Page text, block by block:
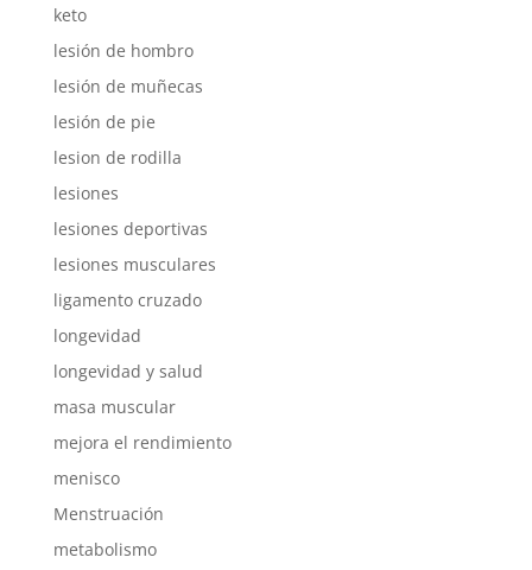
keto
lesión de hombro
lesión de muñecas
lesión de pie
lesion de rodilla
lesiones
lesiones deportivas
lesiones musculares
ligamento cruzado
longevidad
longevidad y salud
masa muscular
mejora el rendimiento
menisco
Menstruación
metabolismo